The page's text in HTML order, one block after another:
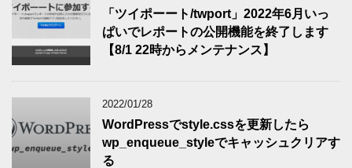
「ツイポーート/twport」2022年6月いっ
ぱいでレポートの公開機能を終了します
【8/1 22時からメンテナンス】
2022/01/28
WordPressでstyle.cssを更新したら
wp_enqueue_styleでキャッシュクリアす
る